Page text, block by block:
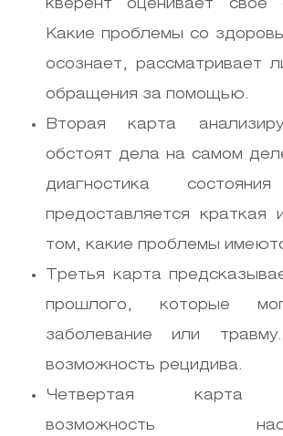
кверент оценивает свое
Какие проблемы со
осознает, рассматривает
обращения за помощью.
Вторая карта
обстоят дела на самом
диагностика
предоставляется краткая
том, какие проблемы
Третья карта
прошлого, которые
заболевание или
возможность рецидива.
Четвертая карта
возможность